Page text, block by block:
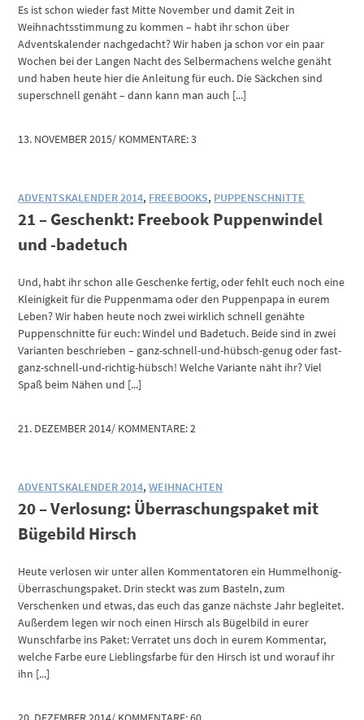
Es ist schon wieder fast Mitte November und damit Zeit in
Weihnachtsstimmung zu kommen – habt ihr schon über
Adventskalender nachgedacht? Wir haben ja schon vor ein paar
Wochen bei der Langen Nacht des Selbermachens welche genäht
und haben heute hier die Anleitung für euch. Die Säckchen sind
superschnell genäht – dann kann man auch [...]
13. NOVEMBER 2015/ KOMMENTARE: 3
ADVENTSKALENDER 2014, FREEBOOKS, PUPPENSCHNITTE
21 – Geschenkt: Freebook Puppenwindel
und -badetuch
Und, habt ihr schon alle Geschenke fertig, oder fehlt euch noch eine
Kleinigkeit für die Puppenmama oder den Puppenpapa in eurem
Leben? Wir haben heute noch zwei wirklich schnell genähte
Puppenschnitte für euch: Windel und Badetuch. Beide sind in zwei
Varianten beschrieben – ganz-schnell-und-hübsch-genug oder fast-
ganz-schnell-und-richtig-hübsch! Welche Variante näht ihr? Viel
Spaß beim Nähen und [...]
21. DEZEMBER 2014/ KOMMENTARE: 2
ADVENTSKALENDER 2014,WEIHNACHTEN
20 – Verlosung: Überraschungspaket mit
Bügebild Hirsch
Heute verlosen wir unter allen Kommentatoren ein Hummelhonig-
Überraschungspaket. Drin steckt was zum Basteln, zum
Verschenken und etwas, das euch das ganze nächste Jahr begleitet.
Außerdem legen wir noch einen Hirsch als Bügelbild in eurer
Wunschfarbe ins Paket: Verratet uns doch in eurem Kommentar,
welche Farbe eure Lieblingsfarbe für den Hirsch ist und worauf ihr
ihn [...]